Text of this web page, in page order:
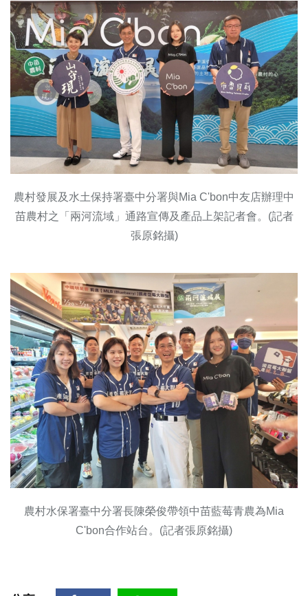
農村發展及水土保持署臺中分署與Mia C'bon中友店辦理中
苗農村之「兩河流域」通路宣傳及產品上架記者會。(記者
張原銘攝)
農村水保署臺中分署長陳榮俊帶領中苗藍莓青農為Mia
C'bon合作站台。(記者張原銘攝)